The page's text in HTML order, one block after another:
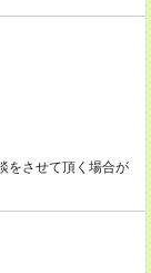
をさせて頂く場合が